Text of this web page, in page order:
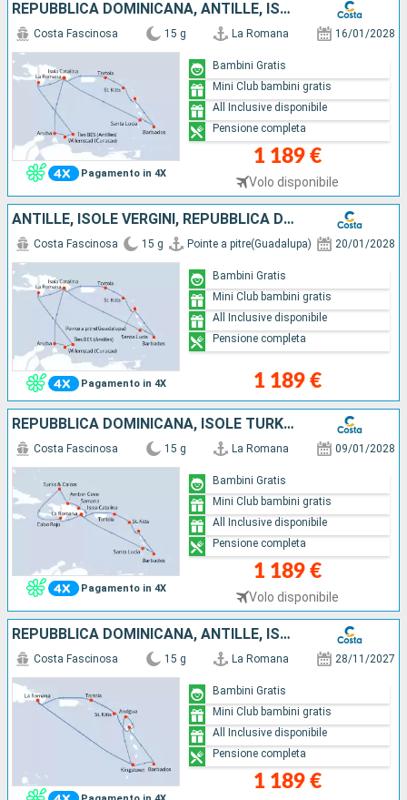
REPUBBLICA DOMINICANA, ANTILLE, ISOLE VERGINI
Pagamento in 4X
Costa Fascinosa 15 g La Romana 16/01/2028
1 189 €
Volo disponibile
Bambini Gratis
Mini Club bambini gratis
All Inclusive disponibile
Pensione completa
ANTILLE, ISOLE VERGINI, REPUBBLICA DOMINICANA
Pagamento in 4X
Costa Fascinosa 15 g Pointe a pitre(Guadalupa) 20/01/2028
1 189 €
Bambini Gratis
Mini Club bambini gratis
All Inclusive disponibile
Pensione completa
REPUBBLICA DOMINICANA, ISOLE TURKS, ANTILLE, ISOLE VERGINI
Pagamento in 4X
Costa Fascinosa 15 g La Romana 09/01/2028
1 189 €
Volo disponibile
Bambini Gratis
Mini Club bambini gratis
All Inclusive disponibile
Pensione completa
REPUBBLICA DOMINICANA, ANTILLE, ISOLE VERGINI
Costa Fascinosa 15 g La Romana 28/11/2027
1 189 €
Bambini Gratis
Mini Club bambini gratis
All Inclusive disponibile
Pensione completa